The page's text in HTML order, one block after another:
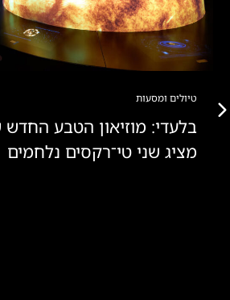
טיולים ומסעות
בלעדי: מוזיאון הטבע
מציג שני טי־רקסים נלחמים